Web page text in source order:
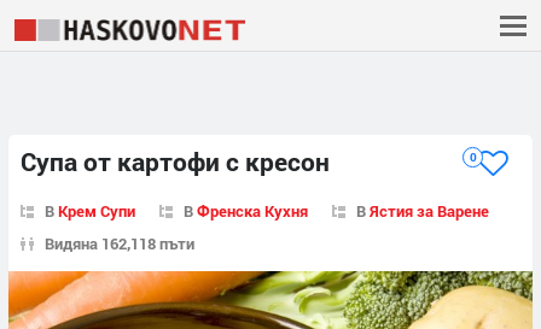
Супа от картофи с кресон 0
ВКрем Супи ВФренска Кухня ВЯстия за Варене
Видяна 162,118 пъти